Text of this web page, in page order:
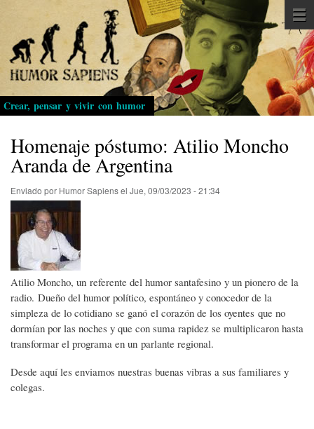
Pasar
al
contenido
principal
Crear, pensar y vivir con humor
Homenaje póstumo: Atilio Moncho
Aranda de Argentina
Enviado por Humor Sapiensel Jue, 09/03/2023 - 21:34
Atilio Moncho, un referente del humor santafesino y un pionero de la
radio. Dueño del humor político, espontáneo y conocedor de la
simpleza de lo cotidiano se ganó el corazón de los oyentes que no
dormían por las noches y que con suma rapidez se multiplicaron hasta
transformar el programa en un parlante regional.
Desde aquí les enviamos nuestras buenas vibras a sus familiares y
colegas.